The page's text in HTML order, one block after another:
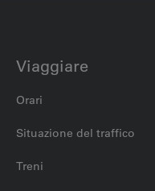
Viaggiare
Orari
Situazione del traffico
Treni